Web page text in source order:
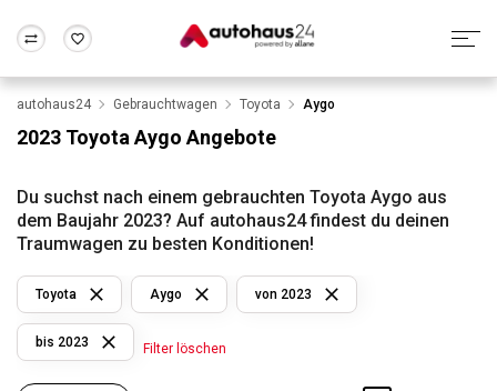
Wir bewerten dein Auto
Alle Fragen & Antworten
Rund um die Inzahlungnahme
Frankfurt Wuppertal
autohaus24 Gebrauchtwagen Toyota Aygo
2023 Toyota Aygo Angebote
Du suchst nach einem gebrauchten Toyota Aygo aus
dem Baujahr 2023? Auf autohaus24 findest du deinen
Traumwagen zu besten Konditionen!
Toyota Aygo von 2023
bis 2023 Filter löschen